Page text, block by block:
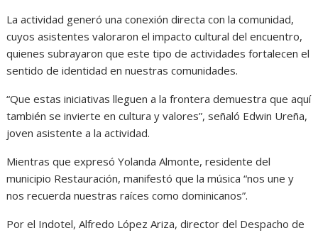
La actividad generó una conexión directa con la comunidad,
cuyos asistentes valoraron el impacto cultural del encuentro,
quienes subrayaron que este tipo de actividades fortalecen el
sentido de identidad en nuestras comunidades.
“Que estas iniciativas lleguen a la frontera demuestra que aquí
también se invierte en cultura y valores”, señaló Edwin Ureña,
joven asistente a la actividad.
Mientras que expresó Yolanda Almonte, residente del
municipio Restauración, manifestó que la música “nos une y
nos recuerda nuestras raíces como dominicanos”.
Por el Indotel, Alfredo López Ariza, director del Despacho de